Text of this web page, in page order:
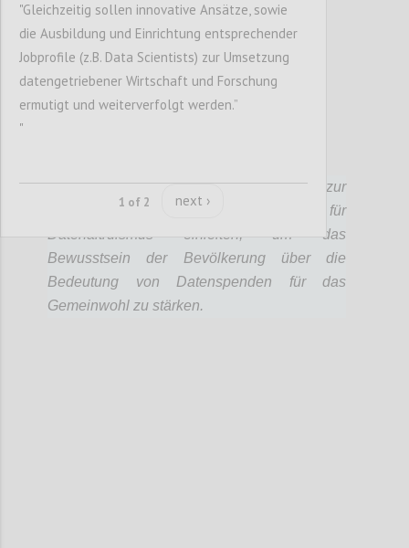
Die Bundesregierung wird Überlegungen zur
Ausgestaltung einer Strategie für
Datenaltruismus einleiten, um das
Bewusstsein der Bevölkerung über die
Bedeutung von Datenspenden für das
Gemeinwohl zu stärken.
"Gleichzeitig sollen innovative Ansätze, sowie
die Ausbildung und Einrichtung entsprechender
Jobprofile (z.B. Data Scientists) zur Umsetzung
datengetriebener Wirtschaft und Forschung
ermutigt und weiterverfolgt werden.”
"
1 of 2 next ›